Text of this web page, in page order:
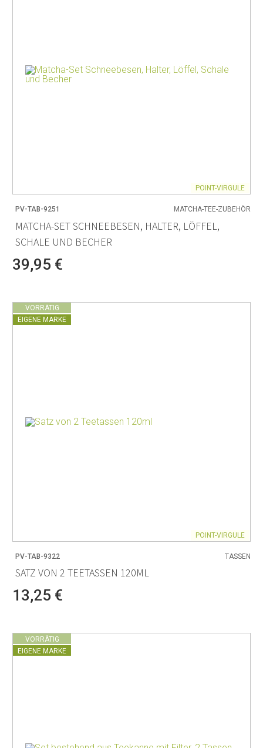
POINT-VIRGULE
PV-TAB-9251 MATCHA-TEE-ZUBEHÖR
MATCHA-SET SCHNEEBESEN, HALTER, LÖFFEL,
SCHALE UND BECHER
39,95 €
VORRÄTIG
EIGENE MARKE
POINT-VIRGULE
PV-TAB-9322 TASSEN
SATZ VON 2 TEETASSEN 120ML
13,25 €
VORRÄTIG
EIGENE MARKE